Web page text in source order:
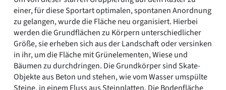
einer, für diese Sportart optimalen, spontanen Anordnung
zu gelangen, wurde die Fläche neu organisiert. Hierbei
werden die Grundflächen zu Körpern unterschiedlicher
Größe, sie erheben sich aus der Landschaft oder versinken
in ihr, um die Fläche mit Grünelementen, Wiese und
Bäumen zu durchdringen. Die Grundkörper sind Skate-
Objekte aus Beton und stehen, wie vom Wasser umspülte
Steine, in einem Fluss aus Steinplatten. Die Bodenfläche